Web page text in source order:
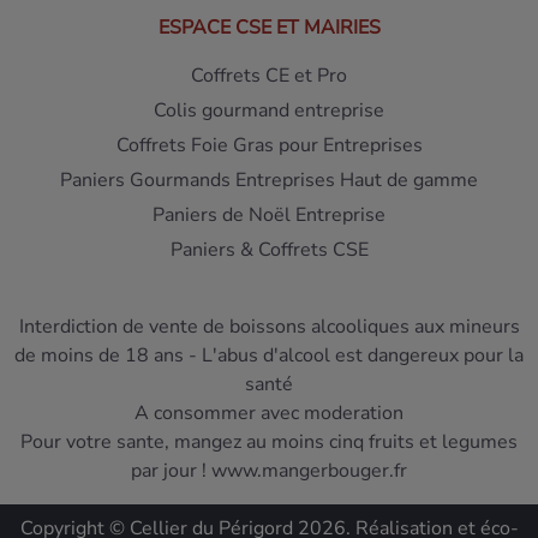
Types de foie gras frais : lobe entier,
déveiné, sous vide
Chaque cuisinier a ses préférences et ses contraintes.
Pour répondre à toutes les attentes, nous proposons le
foie gras sous différentes formes. Du produit brut au prêt-
à-cuisiner, chaque option possède ses atouts spécifiques.
Lobe entier : une expérience authentique
et des amateurs éclairés qui souhaitent réaliser le
déveinage eux-mêmes. Cette étape demande un peu de
technique mais permet de comprendre la structure du
produit. Travailler un lobe entier offre la satisfaction de
maîtriser la chaîne de préparation de A à Z.
C'est aussi le choix le plus économique pour
foie gras cruen grande quantité. Vous pouvez ajuster la
ESPACE CSE ET MAIRIES
Coffrets CE et Pro
Colis gourmand entreprise
Coffrets Foie Gras pour Entreprises
Paniers Gourmands Entreprises Haut de gamme
Paniers de Noël Entreprise
Paniers & Coffrets CSE
Interdiction de vente de boissons alcooliques aux mineurs
de moins de 18 ans - L'abus d'alcool est dangereux pour la
santé
A consommer avec moderation
Pour votre sante, mangez au moins cinq fruits et legumes
par jour ! www.mangerbouger.fr
Copyright © Cellier du Périgord 2026. Réalisation et éco-